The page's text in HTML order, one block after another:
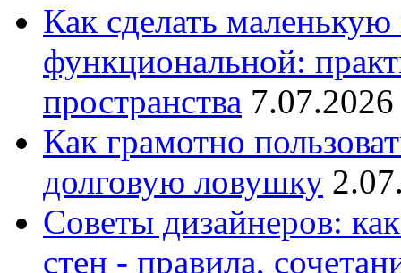
Как сделать
функциональной:
пространства
Как грамотно
долговую ловушку
Советы дизайнеров:
стен - правила,